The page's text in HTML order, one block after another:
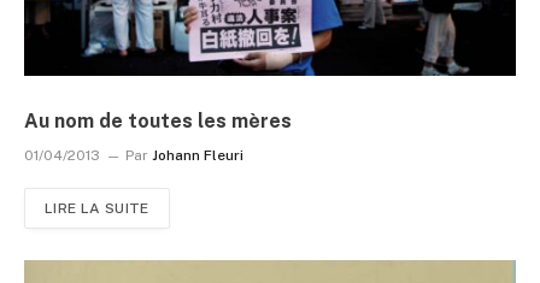
Au nom de toutes les mères
01/04/2013 Par Johann Fleuri
LIRE LA SUITE